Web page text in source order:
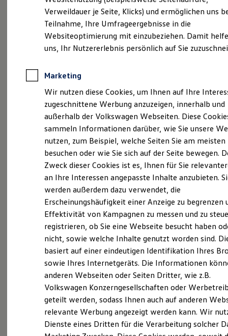
Garantien
Wartungsverträge
Geschäftskunden
Professional Class bei Volkswagen
Großkunden
Behörden
Anpfiff zum Gewinn
Elektroautos
ID. Tutorials
Elektrofahrzeugkonzepte
Reichweite
Reichweite der ID. Modelle
Reichweite im Winter
Laden
Laden unterwegs
Laden Zuhause
Ladezeitensimulator
Batterie
Sicherheit
Garantie und Lebensdauer
Nachhaltigkeit
Technologie
Kosten und Kauf
Verbrauchskosten
Kaufoptionen
E-Auto-Förderung
Software und Konnektivität
Die ID. Software 6
ID. Software Versionen und Updates
Digitale Extras
Schnittstellen zu Ihrem ID.
Impressum & Rechtliches
Probefahrt vereinbaren
Fahrzeugangebot anfordern
Servicetermin buchen
Serviceanfrage stellen
Details des Golf
Verweildauer je Seite, Klicks) und ermöglichen uns
Teilnahme, Ihre Umfrageergebnisse in die
Websiteoptimierung mit einzubeziehen. Damit
uns, Ihr Nutzererlebnis persönlich auf Sie
Marketing
Wir nutzen diese Cookies, um Ihnen auf Ihre
zugeschnittene Werbung anzuzeigen, innerhalb und
außerhalb der Volkswagen Webseiten. Diese
sammeln Informationen darüber, wie Sie unsere
nutzen, zum Beispiel, welche Seiten Sie am meisten
besuchen oder wie Sie sich auf der Seite bewegen.
Zweck dieser Cookies ist es, Ihnen für Sie
an Ihre Interessen angepasste Inhalte anzubieten.
werden außerdem dazu verwendet, die
Erscheinungshäufigkeit einer Anzeige zu begrenzen
Effektivität von Kampagnen zu messen und zu
registrieren, ob Sie eine Webseite besucht haben
nicht, sowie welche Inhalte genutzt worden sind.
basiert auf einer eindeutigen Identifikation Ihres
sowie Ihres Internetgeräts. Die Informationen
anderen Webseiten oder Seiten Dritter, wie z.B.
Volkswagen Konzerngesellschaften oder
geteilt werden, sodass Ihnen auch auf anderen
relevante Werbung angezeigt werden kann. Wir
Dienste eines Dritten für die Verarbeitung solcher